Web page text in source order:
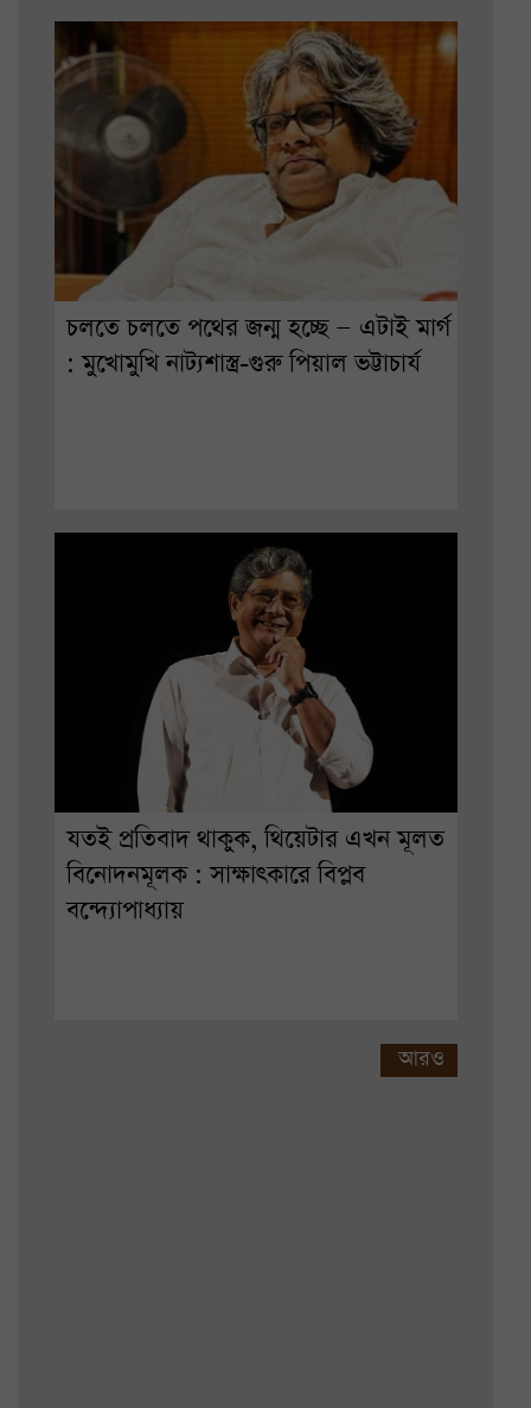
চলতে চলতে পথের জন্ম হচ্ছে — এটাই মার্গ
: মুখোমুখি নাট্যশাস্ত্র-গুরু পিয়াল ভট্টাচার্য
যতই প্রতিবাদ থাকুক, থিয়েটার এখন মূলত
বিনোদনমূলক : সাক্ষাৎকারে বিপ্লব
বন্দ্যোপাধ্যায়
আরও